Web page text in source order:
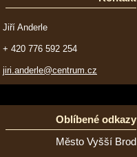
Jiří Anderle
+ 420 776 592 254
jiri.anderle@centrum.cz
Oblíbené odkazy
Město Vyšší Brod